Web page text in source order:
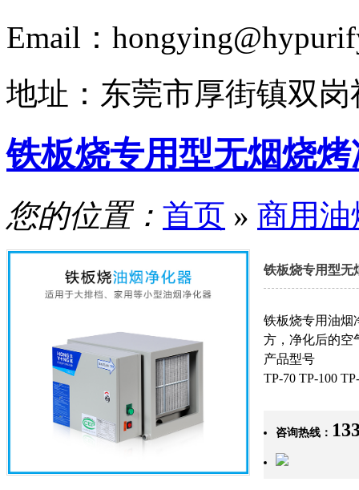
Email：
地址： 东莞市厚街镇双
铁板烧专用型无烟烧
您的位置： 首页 » 商用
铁板烧专用型无
铁板烧专用油烟
方，净化后的空
产品型号
TP-70 TP-100
咨询热线：